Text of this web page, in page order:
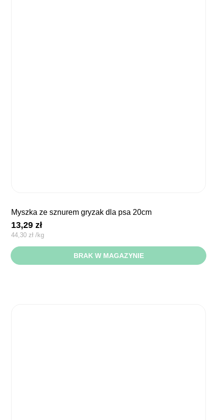
myszka ze sznurem gryzak dla psa 20cm
13,29zł
44,30zł /kg
BRAK W MAGAZYNIE